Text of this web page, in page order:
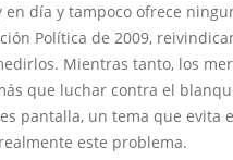
día y tampoco ofrece
Política de 2009,
Mientras tanto, los
que luchar contra el
pantalla, un tema que evita
este problema.